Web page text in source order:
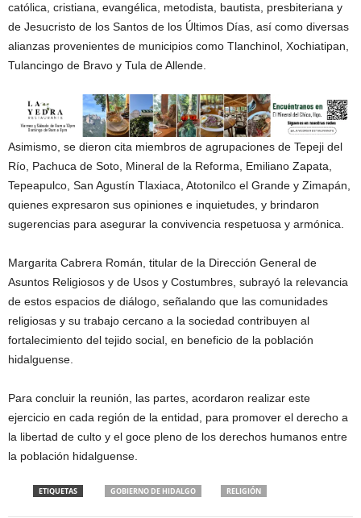
católica, cristiana, evangélica, metodista, bautista, presbiteriana y
de Jesucristo de los Santos de los Últimos Días, así como diversas
alianzas provenientes de municipios como Tlanchinol, Xochiatipan,
Tulancingo de Bravo y Tula de Allende.
Asimismo, se dieron cita miembros de agrupaciones de Tepeji del
Río, Pachuca de Soto, Mineral de la Reforma, Emiliano Zapata,
Tepeapulco, San Agustín Tlaxiaca, Atotonilco el Grande y Zimapán,
quienes expresaron sus opiniones e inquietudes, y brindaron
sugerencias para asegurar la convivencia respetuosa y armónica.
Margarita Cabrera Román, titular de la Dirección General de
Asuntos Religiosos y de Usos y Costumbres, subrayó la relevancia
de estos espacios de diálogo, señalando que las comunidades
religiosas y su trabajo cercano a la sociedad contribuyen al
fortalecimiento del tejido social, en beneficio de la población
hidalguense.
Para concluir la reunión, las partes, acordaron realizar este
ejercicio en cada región de la entidad, para promover el derecho a
la libertad de culto y el goce pleno de los derechos humanos entre
la población hidalguense.
ETIQUETAS GOBIERNO DE HIDALGO RELIGIÓN